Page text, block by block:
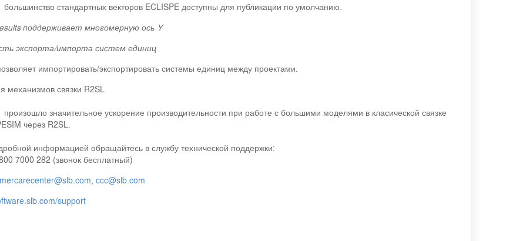
стандартных векторов ECLISPE доступны для публикации по умолчанию.
поддерживает многомерную ось Y
экспорта/импорта систем единиц
импортировать/экспортировать системы единиц между проектами.
механизмов связки R2SL
значительное ускорение производительности при работе с большими моделями в класической связке
через R2SL.
информацией обращайтесь в службу технической поддержки:
7000 282 (звонок бесплатный)
, ccc@slb.com
support